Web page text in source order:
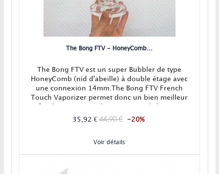
The Bong FTV - HoneyComb...
The Bong FTV est un super Bubbler de type
HoneyComb (nid d'abeille) à double étage avec
une connexion 14mm.The Bong FTV French
Touch Vaporizer permet donc un bien meilleur
grâce aux multiples trous de son système
35,92 €44,90 € -20%
Voir détails